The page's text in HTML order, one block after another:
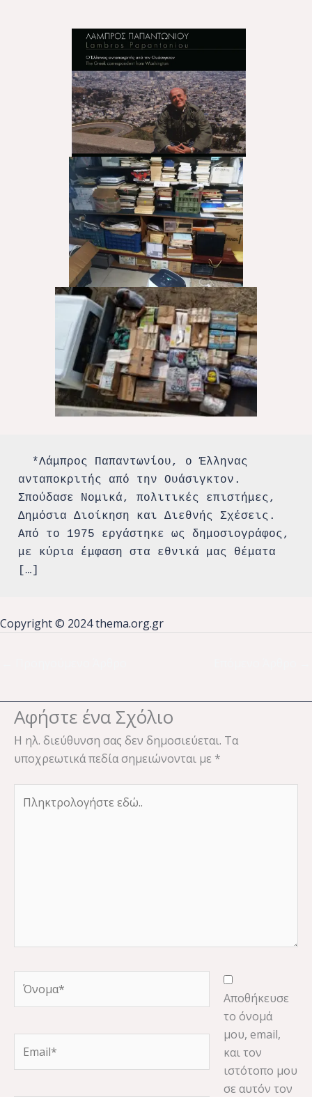
ανταποκριτής από την Ουάσιγκτον.
Σπούδασε Νομικά, πολιτικές επιστήμες,
Δημόσια Διοίκηση και Διεθνής Σχέσεις.
Από το 1975 εργάστηκε ως δημοσιογράφος,
με κύρια έμφαση στα εθνικά μας θέματα
[…]
Copyright © 2024 thema.org.gr
Αφήστε ένα Σχόλιο
Η ηλ. διεύθυνση σας δεν δημοσιεύεται. Τα
υποχρεωτικά πεδία σημειώνονται με *
εδώ..
Αποθήκευσε
το όνομά
μου, email,
και τον
ιστότοπο μου
σε αυτόν τον